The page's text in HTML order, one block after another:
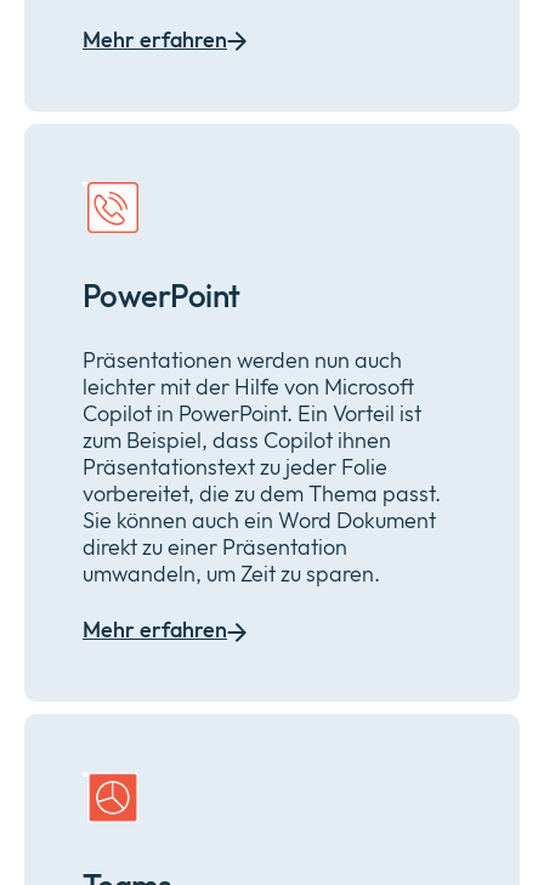
Mehr erfahren
PowerPoint
Präsentationen werden nun auch
leichter mit der Hilfe von Microsoft
Copilot in PowerPoint. Ein Vorteil ist
zum Beispiel, dass Copilot ihnen
Präsentationstext zu jeder Folie
vorbereitet, die zu dem Thema passt.
Sie können auch ein Word Dokument
direkt zu einer Präsentation
umwandeln, um Zeit zu sparen.
Mehr erfahren